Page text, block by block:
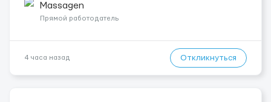
заработная плата 💚Мы гарантируем Наличие работы. Поток 💝
incall / Out...
Massagen
Прямой работодатель
4 часа назад Откликнуться